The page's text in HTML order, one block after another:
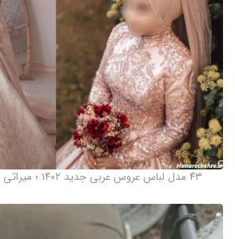
۴۳ مدل لباس عروس عربی جدید ۱۴۰۲ ؛ میراثی از زیبایی و فرهنگ ...